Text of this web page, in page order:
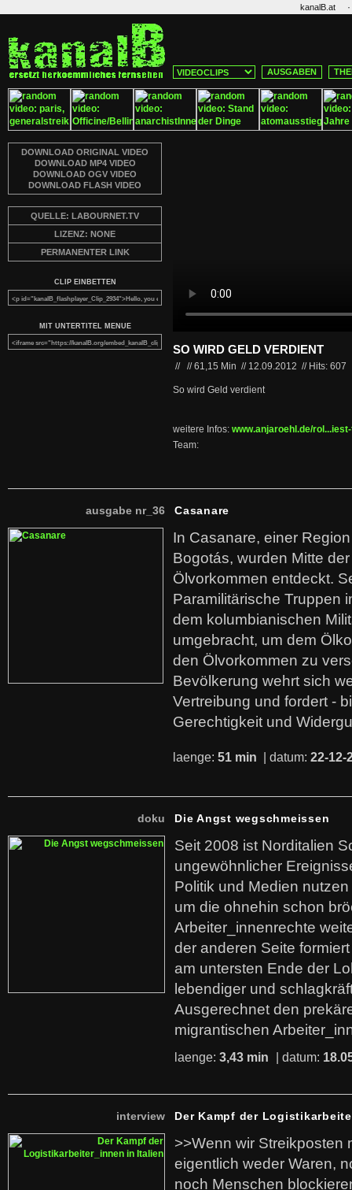
kanalB.at ·
AUSGABEN
DOWNLOAD ORIGINAL VIDEO
DOWNLOAD MP4 VIDEO
DOWNLOAD OGV VIDEO
DOWNLOAD FLASH VIDEO
QUELLE: LABOURNET.TV
LIZENZ: NONE
PERMANENTER LINK
CLIP EINBETTEN
MIT UNTERTITEL MENUE
SO WIRD GELD VERDIENT
// //61,15 Min // 12.09.2012 // Hits: 607
So wird Geld verdient
weitere Infos: www.anjaroehl.de/
Team:
ausgabe nr_36 Casanare
In Casanare, einer
Bogotás, wurden Mitte
Ölvorkommen entdeckt.
Paramilitärische Truppen
dem kolumbianischen
umgebracht, um dem
den Ölvorkommen zu
Bevölkerung wehrt sich
Vertreibung und fordert -
Gerechtigkeit und
laenge: 51 min | datum: 22-12-
doku Die Angst wegschmeissen
Seit 2008 ist Norditalien
ungewöhnlicher
Politik und Medien
um die ohnehin schon
Arbeiter_innenrechte
der anderen Seite
am untersten Ende der
lebendiger und
Ausgerechnet den
migrantischen
laenge: 3,43 min | datum:
interview Der Kampf der
>>Wenn wir Streikposten
eigentlich weder Waren,
noch Menschen